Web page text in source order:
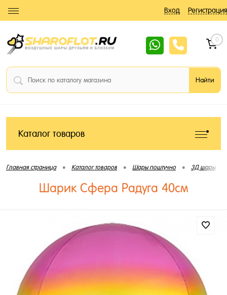
Вход Регистрация
0
Каталог товаров
Главная страница • Каталог товаров • Шары поштучно • 3Д шары
Шарик Сфера Радуга 40см